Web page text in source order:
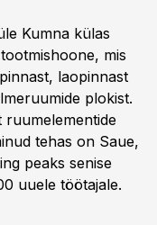
Kumna külas
mis
laopinnast
plokist.
ruumelementide
tehas on Saue,
peaks senise
uuele töötajale.